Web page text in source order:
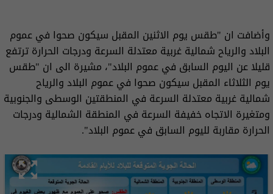
وأضافت ان "طقس يوم الاثنين المقبل سيكون صحوا في عموم
البلاد والرياح شمالية غربية معتدلة السرعة ودرجات الحرارة ترتفع
قليلا عن اليوم السابق في عموم البلاد"، مشيرة الى ان "طقس
يوم الثلاثاء المقبل سيكون صحوا في عموم البلاد والرياح
شمالية غربية معتدلة السرعة في المنطقتين الوسطى والجنوبية
ومتغيرة الاتجاه خفيفة السرعة في المنطقة الشمالية ودرجات
الحرارة مقاربة لليوم السابق في عموم البلاد".